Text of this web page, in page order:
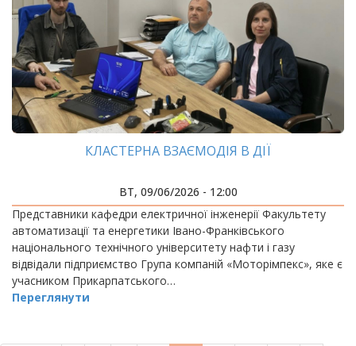
КЛАСТЕРНА ВЗАЄМОДІЯ В ДІЇ
ВТ, 09/06/2026 - 12:00
Представники кафедри електричної інженерії Факультету
автоматизації та енергетики Івано-Франківського
національного технічного університету нафти і газу
відвідали підприємство Група компаній «Моторімпекс», яке є
учасником Прикарпатського…
Переглянути